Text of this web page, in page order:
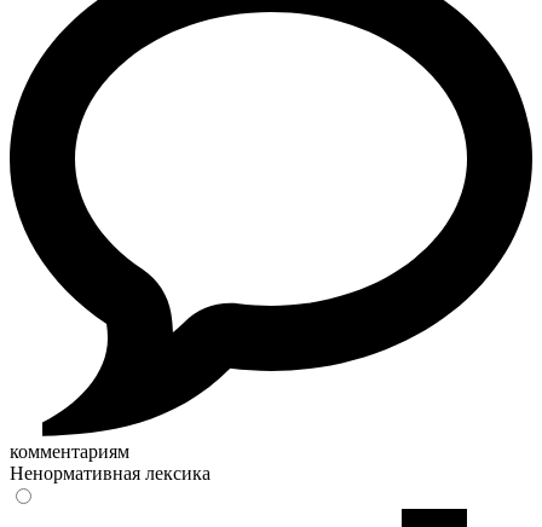
комментариям
Ненормативная лексика